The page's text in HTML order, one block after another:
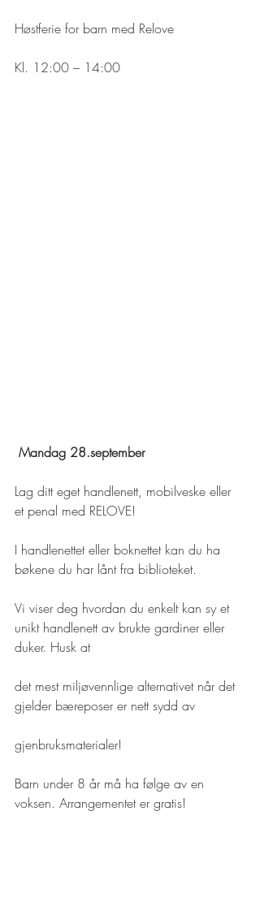
Høstferie for barn med Relove
Kl. 12:00 – 14:00
Mandag 28.september
Lag ditt eget handlenett, mobilveske eller
et penal med RELOVE!
I handlenettet eller boknettet kan du ha
bøkene du har lånt fra biblioteket.
Vi viser deg hvordan du enkelt kan sy et
unikt handlenett av brukte gardiner eller
duker. Husk at
det mest miljøvennlige alternativet når det
gjelder bæreposer er nett sydd av
gjenbruksmaterialer!
Barn under 8 år må ha følge av en
voksen. Arrangementet er gratis!